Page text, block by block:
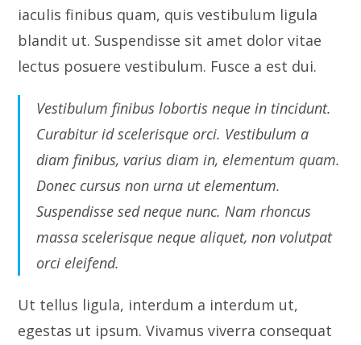
iaculis finibus quam, quis vestibulum ligula
blandit ut. Suspendisse sit amet dolor vitae
lectus posuere vestibulum. Fusce a est dui.
Vestibulum finibus lobortis neque in tincidunt.
Curabitur id scelerisque orci. Vestibulum a
diam finibus, varius diam in, elementum quam.
Donec cursus non urna ut elementum.
Suspendisse sed neque nunc. Nam rhoncus
massa scelerisque neque aliquet, non volutpat
orci eleifend.
Ut tellus ligula, interdum a interdum ut,
egestas ut ipsum. Vivamus viverra consequat